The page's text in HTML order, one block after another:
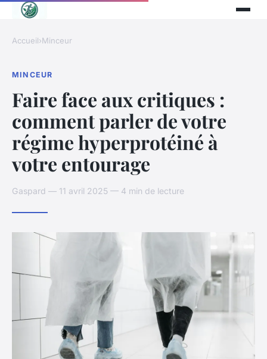
Accueil›Minceur
MINCEUR
Faire face aux critiques :
comment parler de votre
régime hyperprotéiné à
votre entourage
Gaspard — 11 avril 2025 — 4 min de lecture